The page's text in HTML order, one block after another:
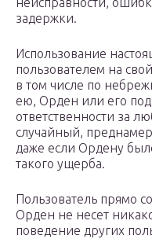
задержки.
Использование
пользователем на
в том числе по
ею, Орден или его
ответственности за
случайный,
даже если Ордену
такого ущерба.
Пользователь прямо
Орден не несет
поведение других